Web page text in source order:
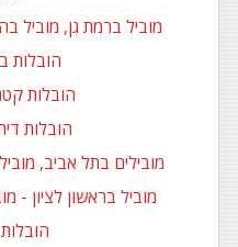
מוביל ברמת גן, מוביל
הובלות
הובלות
הובלות
מובילים בתל אביב,
מוביל בראשון לציון -